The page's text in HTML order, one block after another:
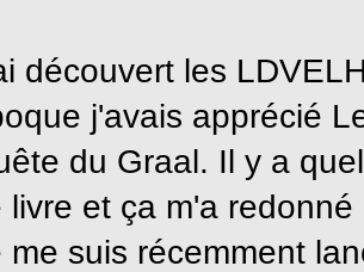
découvert les
j'avais apprécié
du Graal. Il y a
livre et ça m'a
me suis récemment